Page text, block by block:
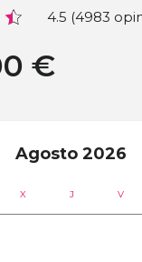
4.5 (4983
€
Agosto 2026
X J V